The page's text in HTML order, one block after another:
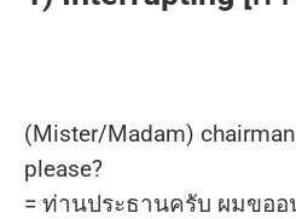
(Mister/Madam)
please?
= ท่านประธานครับ ผมขอ